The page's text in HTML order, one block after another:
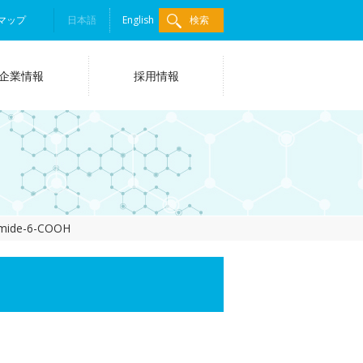
ップ 日本語 English 検索
業情報 採用情報
6-COOH